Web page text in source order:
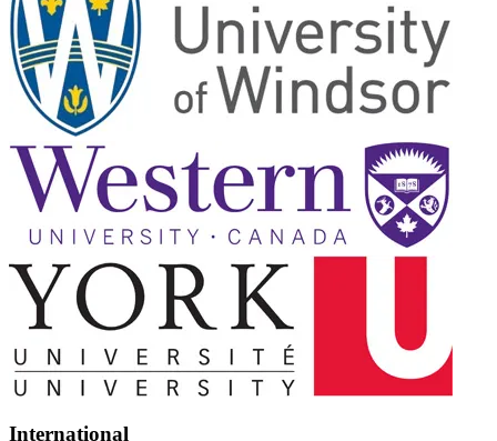
International